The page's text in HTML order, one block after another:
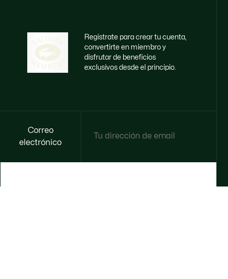
Regístrate para crear tu cuenta,
convertirte en miembro y
disfrutar de beneficios
exclusivos desde el principio.
Correo
electrónico